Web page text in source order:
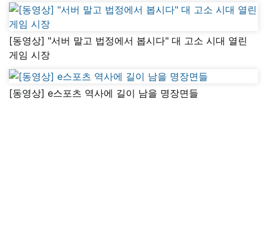
[동영상] "서버 말고 법정에서 봅시다" 대 고소 시대 열린
게임 시장
[동영상] e스포츠 역사에 길이 남을 명장면들